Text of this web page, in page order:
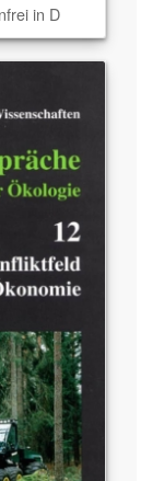
in D